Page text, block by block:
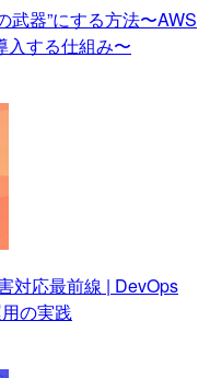
武器”にする方法〜AWS
入する仕組み〜
対応最前線 | DevOps
の実践